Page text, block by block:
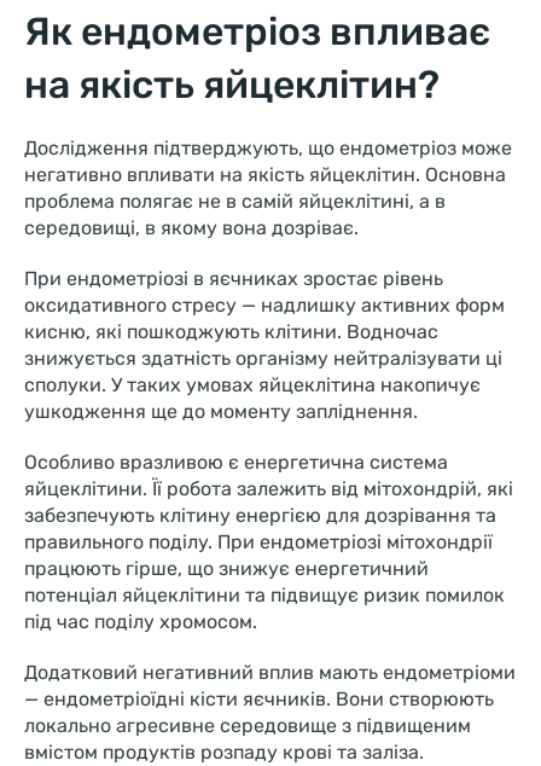
Як ендометріоз впливає
на якість яйцеклітин?
Дослідження підтверджують, що ендометріоз може
негативно впливати на якість яйцеклітин. Основна
проблема полягає не в самій яйцеклітині, а в
середовищі, в якому вона дозріває.
При ендометріозі в яєчниках зростає рівень
оксидативного стресу — надлишку активних форм
кисню, які пошкоджують клітини. Водночас
знижується здатність організму нейтралізувати ці
сполуки. У таких умовах яйцеклітина накопичує
ушкодження ще до моменту запліднення.
Особливо вразливою є енергетична система
яйцеклітини. Її робота залежить від мітохондрій, які
забезпечують клітину енергією для дозрівання та
правильного поділу. При ендометріозі мітохондрії
працюють гірше, що знижує енергетичний
потенціал яйцеклітини та підвищує ризик помилок
під час поділу хромосом.
Додатковий негативний вплив мають ендометріоми
— ендометріоїдні кісти яєчників. Вони створюють
локально агресивне середовище з підвищеним
вмістом продуктів розпаду крові та заліза.